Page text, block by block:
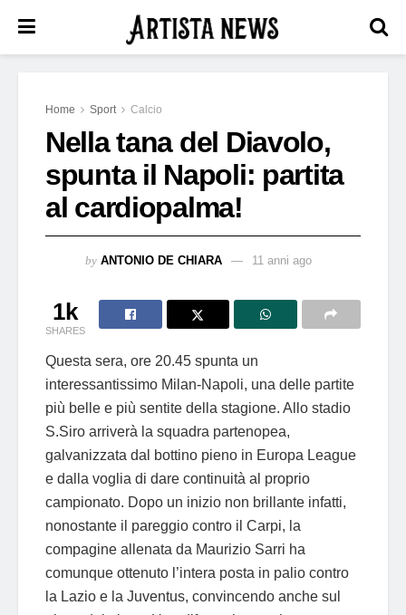
Home Sport Calcio
Nella tana del Diavolo,
spunta il Napoli: partita
al cardiopalma!
by ANTONIO DE CHIARA 11 anni ago
1k
SHARES
Questa sera, ore 20.45 spunta un
interessantissimo Milan-Napoli, una delle partite
più belle e più sentite della stagione. Allo stadio
S.Siro arriverà la squadra partenopea,
galvanizzata dal bottino pieno in Europa League
e dalla voglia di dare continuità al proprio
campionato. Dopo un inizio non brillante infatti,
nonostante il pareggio contro il Carpi, la
compagine allenata da Maurizio Sarri ha
comunque ottenuto l’intera posta in palio contro
la Lazio e la Juventus, convincendo anche sul